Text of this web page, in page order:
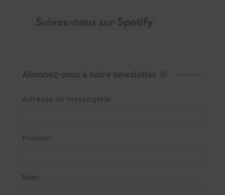
Abonnez-vous à notre newsletter
Adresse de messagerie
Prénom
Nom